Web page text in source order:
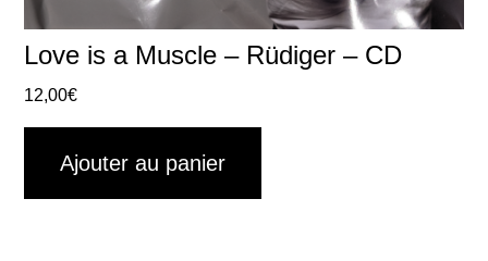
Love is a Muscle – Rüdiger – CD
12,00€
Ajouter au panier